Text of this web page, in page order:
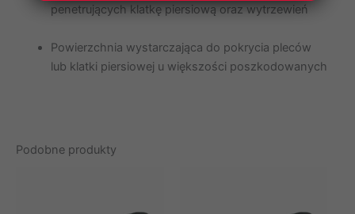
penetrujących klatkę piersiową oraz wytrzewień
Powierzchnia wystarczająca do pokrycia pleców
lub klatki piersiowej u większości poszkodowanych
Podobne produkty